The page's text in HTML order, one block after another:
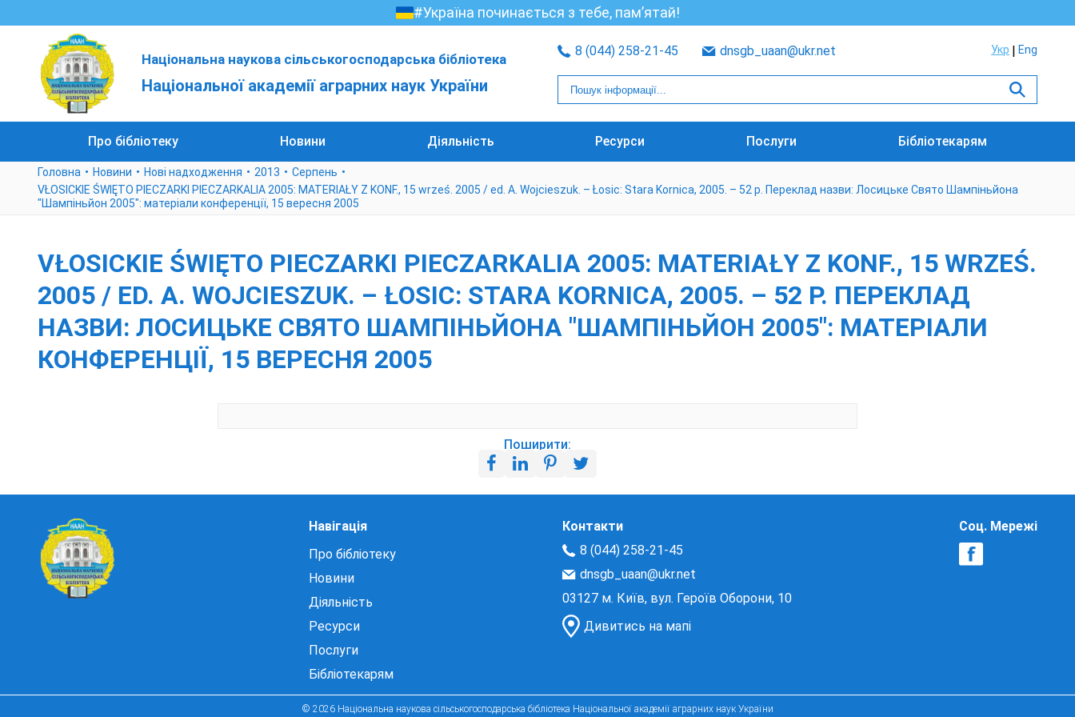
#Україна починається з тебе, пам’ятай!
Національна наукова сільськогосподарська бібліотека
Національної академії аграрних наук України
8 (044) 258-21-45 dnsgb_uaan@ukr.net Укр Eng
Про бібліотеку Новини Діяльність Ресурси Послуги Бібліотекарям
Головна Новини Нові надходження 2013
Серпень
VŁOSICKIE ŚWIĘTO PIECZARKI PIECZARKALIA 2005: MATERIAŁY Z KONF., 15 wrześ. 2005 / ed. A. Wojcieszuk. – Łosic: Stara Kornica, 2005. – 52 p. Переклад назви: Лосицьке Свято Шампіньйона
"Шампіньйон 2005": матеріали конференції, 15 вересня 2005
VŁOSICKIE ŚWIĘTO PIECZARKI PIECZARKALIA 2005: MATERIAŁY Z KONF., 15 WRZEŚ.
2005 / ED. A. WOJCIESZUK. – ŁOSIC: STARA KORNICA, 2005. – 52 P. ПЕРЕКЛАД
НАЗВИ: ЛОСИЦЬКЕ СВЯТО ШАМПІНЬЙОНА "ШАМПІНЬЙОН 2005": МАТЕРІАЛИ
КОНФЕРЕНЦІЇ, 15 ВЕРЕСНЯ 2005
Поширити:
Навігація
Про бібліотеку
Новини
Діяльність
Ресурси
Послуги
Бібліотекарям
Контакти
8 (044) 258-21-45
dnsgb_uaan@ukr.net
03127 м. Київ, вул. Героїв Оборони, 10
Дивитись на мапі
Соц. Мережі
© 2026 Національна наукова сільськогосподарська бібліотека Національної академії аграрних наук України